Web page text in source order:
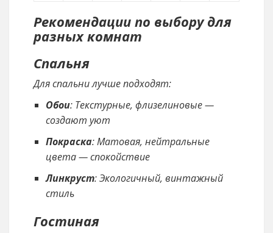
Рекомендации по выбору для
разных комнат
Спальня
Для спальни лучше подходят:
Обои: Текстурные, флизелиновые —
создают уют
Покраска: Матовая, нейтральные
цвета — спокойствие
Линкруст: Экологичный, винтажный
стиль
Гостиная